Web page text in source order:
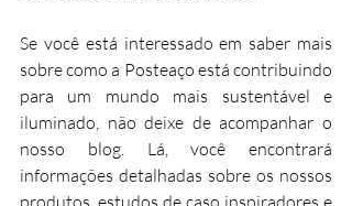
Se você está interessado em saber mais
sobre como a Posteaço está contribuindo
para um mundo mais sustentável e
iluminado, não deixe de acompanhar o
nosso blog. Lá, você encontrará
informações detalhadas sobre os nossos
produtos, estudos de caso inspiradores e